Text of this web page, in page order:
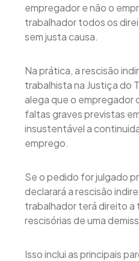
empregador e não o
trabalhador todos os
sem justa causa.
Na prática, a rescisão
trabalhista na Justiça do
alega que o empregador
faltas graves previstas
insustentável a
emprego.
Se o pedido for julgado
declarará a rescisão
trabalhador terá direito a
rescisórias de uma
Isso inclui as principais